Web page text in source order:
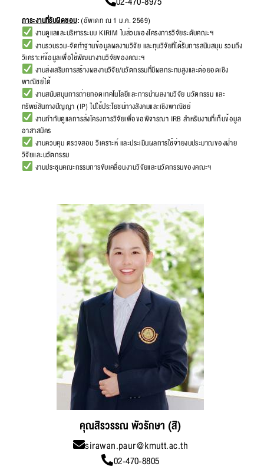
ภาระงานที่รับผิดชอบ:(อัพเดท ณ 1 ม.ค. 2569)
งานดูแลและบริหารระบบ KIRIM ในส่วนของโครงการวิจัยระดับคณะฯ
งานรวบรวม-จัดทำฐานข้อมูลผลงานวิจัย และทุนวิจัยที่ได้รับการสนับสนุน รวมถึง
วิเคราะห์ข้อมูลเพื่อใช้พัฒนางานวิจัยของคณะฯ
งานส่งเสริมการสร้างผลงานวิจัย/นวัตกรรมที่มีผลกระทบสูงและต่อยอดเชิง
พาณิชย์ได้
งานสนับสนุนการถ่ายทอดเทคโนโลยีและการนำผลงานวิจัย นวัตกรรม และ
ทรัพย์สินทางปัญญา (IP) ไปใช้ประโยชน์ทางสังคมและเชิงพาณิชย์
งานกำกับดูแลการส่งโครงการวิจัยเพื่อขอพิจารณา IRB สำหรับงานที่เก็บข้อมูล
อาสาสมัคร
งานควบคุม ตรวจสอบ วิเคราะห์ และประเมินผลการใช้จ่ายงบประมาณของฝ่าย
วิจัยและนวัตกรรม
งานประชุมคณะกรรมการขับเคลื่อนงานวิจัยและนวัตกรรมของคณะฯ
คุณสิรวรรณ พัวรักษา (สิ)
sirawan.paur@kmutt.ac.th
02-470-8805